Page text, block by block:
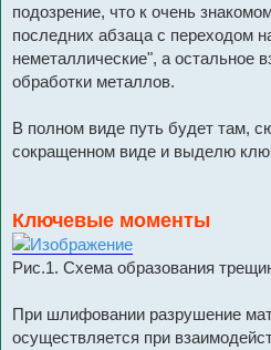
подозрение, что к очень
последних абзаца с переходом
неметаллические", а остальное
обработки металлов.
В полном виде путь будет там,
сокращенном виде и выделю
Ключевые моменты
Рис.1. Схема образования
При шлифовании разрушение
осуществляется при